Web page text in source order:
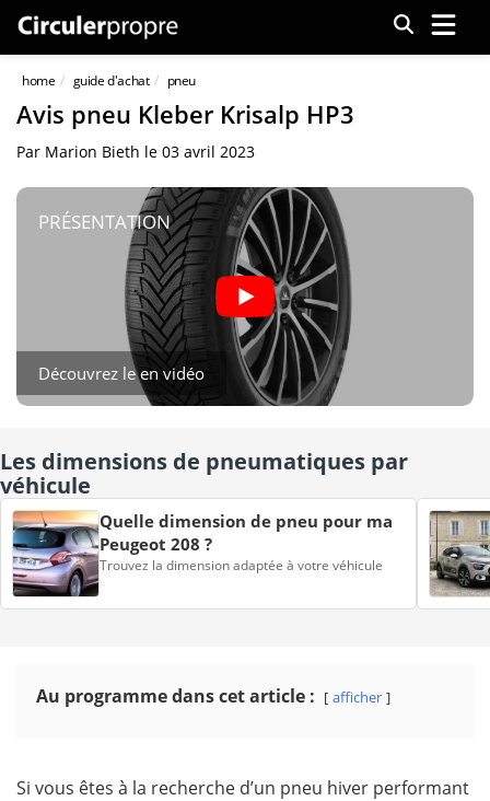
Menu
home guide d'achat pneu
Avis pneu Kleber Krisalp HP3
Par Marion Bieth le 03 avril 2023
PRÉSENTATION
Découvrez le en vidéo
Les dimensions de pneumatiques par
véhicule
Quelle dimension de pneu pour ma
Peugeot 208 ?
Trouvez la dimension adaptée à votre véhicule
Au programme dans cet article : afficher
Si vous êtes à la recherche d’un pneu hiver performant